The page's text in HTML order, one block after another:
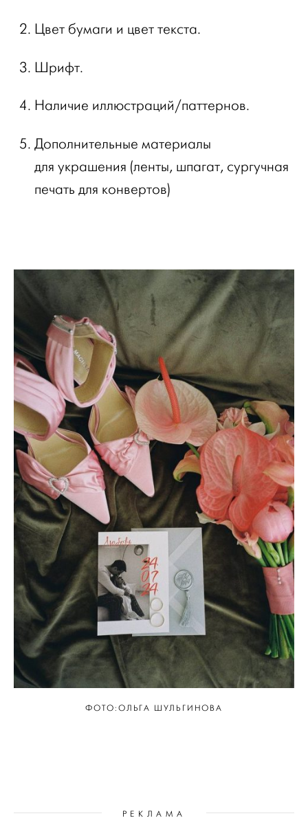
Цвет бумаги и цвет текста.
Шрифт.
Наличие иллюстраций/паттернов.
Дополнительные материалы
для украшения (ленты, шпагат, сургучная
печать для конвертов)
ФОТО:ОЛЬГА ШУЛЬГИНОВА
РЕКЛАМА